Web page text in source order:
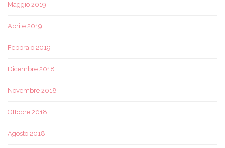
Maggio 2019
Aprile 2019
Febbraio 2019
Dicembre 2018
Novembre 2018
Ottobre 2018
Agosto 2018